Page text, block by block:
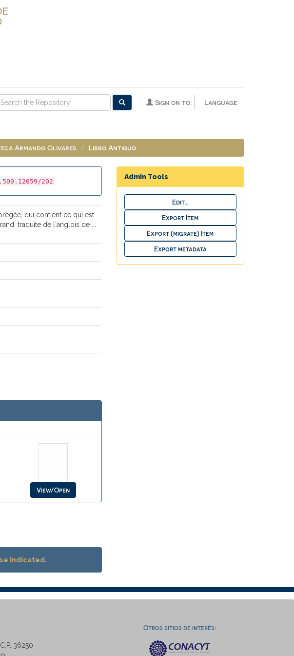
Language
Sign on to:
Armando Olivares Libro Antiguo
202
qui contient ce qui est
traduite de l'anglois de ...
View/Open
indicated.
Admin Tools
36250
Otros sitios de interés: